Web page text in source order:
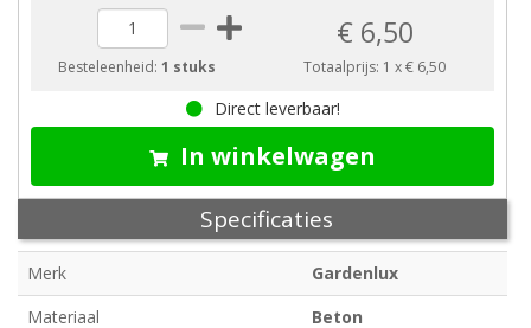
Besteleenheid:1 stuks
€ 6,50
Totaalprijs: 1 x€ 6,50
Direct leverbaar!
In winkelwagen
Specificaties
Merk
Gardenlux
Materiaal
Beton